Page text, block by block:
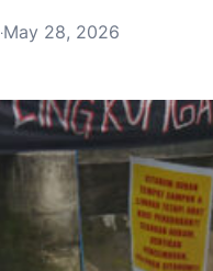
·May 28, 2026